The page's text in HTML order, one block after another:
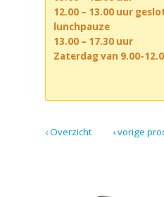
12.00 – 13.00 uur
lunchpauze
13.00 – 17.30 uur
Zaterdag van 9.00-
‹ Overzicht ‹ vorige